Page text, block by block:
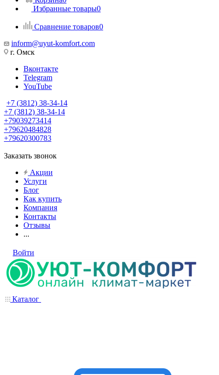
Избранные товары0
Сравнение товаров0
inform@uyut-komfort.com
г. Омск
Вконтакте
Telegram
YouTube
+7 (3812) 38-34-14
+7 (3812) 38-34-14
+79039273414
+79620484828
+79620300783
Заказать звонок
Акции
Услуги
Блог
Как купить
Компания
Контакты
Отзывы
...
Войти
Каталог